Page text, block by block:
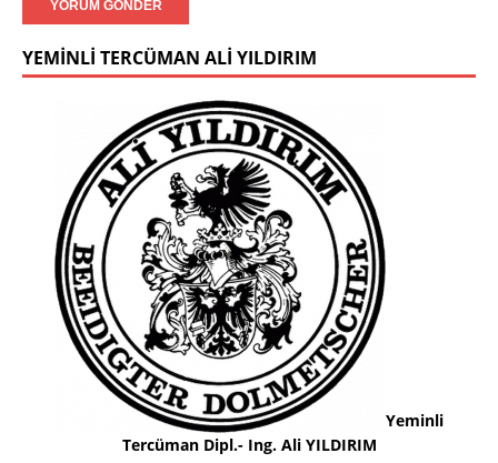
YEMINLI TERCÜMAN ALI YILDIRIM
Yeminli
Tercüman Dipl.- Ing. Ali YILDIRIM